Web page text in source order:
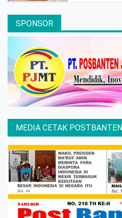
SPONSOR
MEDIA CETAK POSTBANTEN